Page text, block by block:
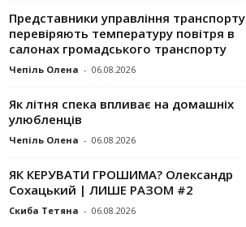
Представники управління транспорту
перевіряють температуру повітря в
салонах громадського транспорту
Чепіль Олена - 06.08.2026
Як літня спека впливає на домашніх
улюбленців
Чепіль Олена - 06.08.2026
ЯК КЕРУВАТИ ГРОШИМА? Олександр
Сохацький | ЛИШЕ РАЗОМ #2
Скиба Тетяна - 06.08.2026